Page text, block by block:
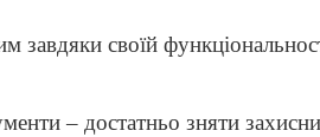
своїй
– достатньо зняти